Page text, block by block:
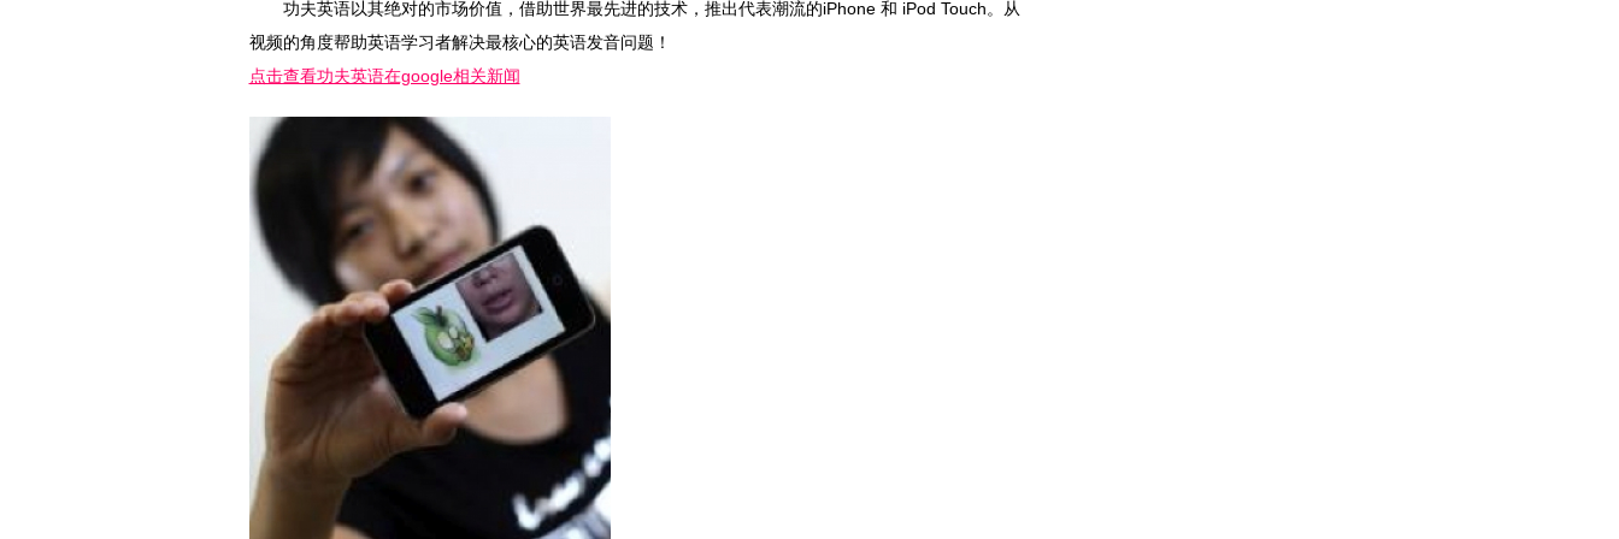
功夫英语以其绝对的市场价值，借助世界最先进的技术，推出代表潮流的iPhone 和 iPod Touch。从
视频的角度帮助英语学习者解决最核心的英语发音问题！
点击查看功夫英语在google相关新闻